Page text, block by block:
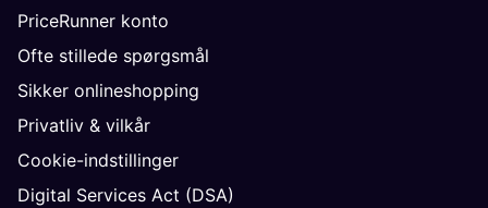
PriceRunner konto
Ofte stillede spørgsmål
Sikker onlineshopping
Privatliv & vilkår
Cookie-indstillinger
Digital Services Act (DSA)